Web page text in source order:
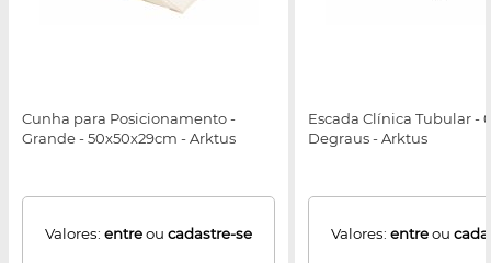
Cunha para Posicionamento -
Grande - 50x50x29cm - Arktus
Valores: entreou cadastre-se
Escada Clínica Tubular -
Degraus - Arktus
Valores: entreou